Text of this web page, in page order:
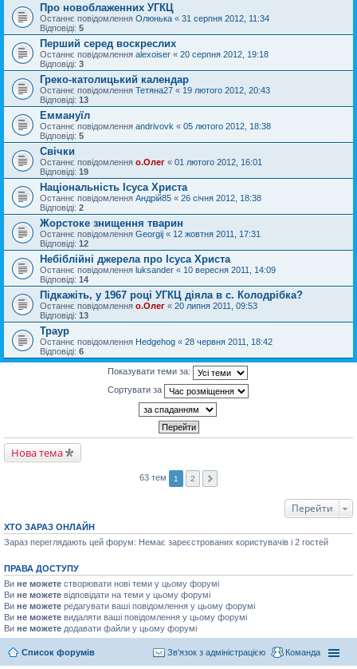
Про новоблаженних УГКЦ
Останнє повідомлення Олюнька « 31 серпня 2012, 11:34
Відповіді: 5
Перший серед воскреслих
Останнє повідомлення alexoiser « 20 серпня 2012, 19:18
Відповіді: 3
Греко-католицький календар
Останнє повідомлення Тетяна27 « 19 лютого 2012, 20:43
Відповіді: 13
Еммануїл
Останнє повідомлення andrivovk « 05 лютого 2012, 18:38
Відповіді: 5
Свічки
Останнє повідомлення о.Олег « 01 лютого 2012, 16:01
Відповіді: 19
Національність Ісуса Христа
Останнє повідомлення Андрій85 « 26 січня 2012, 18:38
Відповіді: 2
Жорстоке знищення тварин
Останнє повідомлення Georgij « 12 жовтня 2011, 17:31
Відповіді: 12
Небіблійні джерела про Ісуса Христа
Останнє повідомлення luksander « 10 вересня 2011, 14:09
Відповіді: 14
Підкажіть, у 1967 році УГКЦ діяла в с. Колодрібка?
Останнє повідомлення о.Олег « 20 липня 2011, 09:53
Відповіді: 13
Траур
Останнє повідомлення Hedgehog « 28 червня 2011, 18:42
Відповіді: 6
Показувати теми за:
Сортувати за
Нова тема
63 тем 1 2
Перейти
ХТО ЗАРАЗ ОНЛАЙН
Зараз переглядають цей форум: Немає зареєстрованих користувачів і 2 гостей
ПРАВА ДОСТУПУ
Ви не можете створювати нові теми у цьому форумі
Ви не можете відповідати на теми у цьому форумі
Ви не можете редагувати ваші повідомлення у цьому форумі
Ви не можете видаляти ваші повідомлення у цьому форумі
Ви не можете додавати файли у цьому форумі
Список форумів Команда
Зв'язок з адміністрацією